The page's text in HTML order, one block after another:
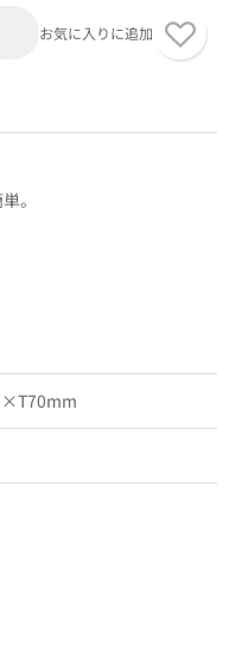
お気に入りに追加
。